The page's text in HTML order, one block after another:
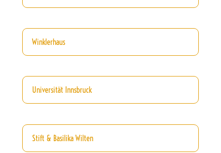
Winklerhaus
Universität Innsbruck
Stift & Basilika Wilten